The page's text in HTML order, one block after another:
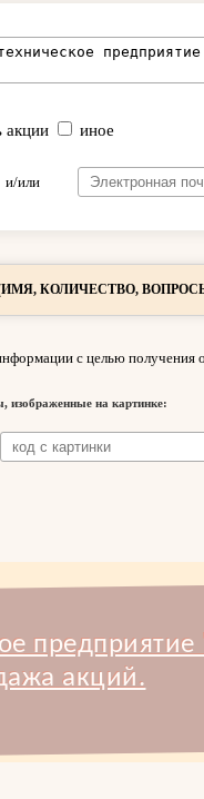
акции иное
и/или
КОЛИЧЕСТВО,
с целью получения
изображенные на картинке:
акций.